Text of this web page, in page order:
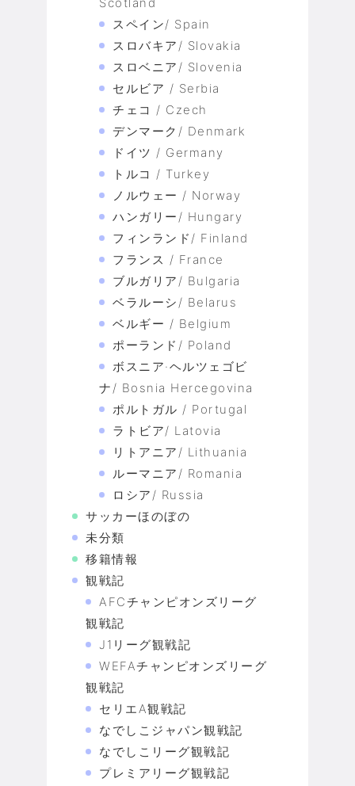
スペイン/ Spain
スロバキア/ Slovakia
スロベニア/ Slovenia
セルビア / Serbia
チェコ / Czech
デンマーク/ Denmark
ドイツ / Germany
トルコ / Turkey
ノルウェー / Norway
ハンガリー/ Hungary
フィンランド/ Finland
フランス / France
ブルガリア/ Bulgaria
ベラルーシ/ Belarus
ベルギー / Belgium
ポーランド/ Poland
ボスニア·ヘルツェゴビ
ナ/ Bosnia Hercegovina
ポルトガル / Portugal
ラトビア/ Latovia
リトアニア/ Lithuania
ルーマニア/ Romania
ロシア/ Russia
サッカーほのぼの
未分類
移籍情報
観戦記
AFCチャンピオンズリーグ
観戦記
J1リーグ観戦記
WEFAチャンピオンズリーグ
観戦記
セリエA観戦記
なでしこジャパン観戦記
なでしこリーグ観戦記
プレミアリーグ観戦記